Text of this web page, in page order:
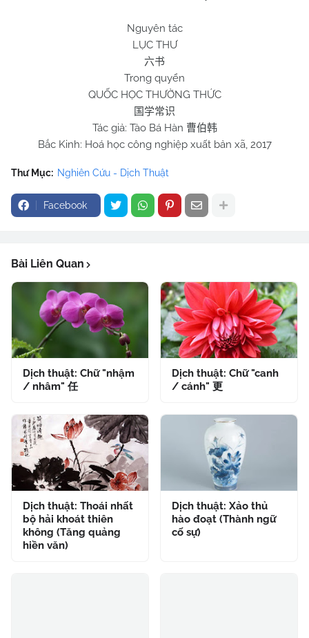
Nguyên tác
LỤC THƯ
六书
Trong quyển
QUỐC HỌC THƯỜNG THỨC
国学常识
Tác giả: Tào Bá Hàn 曹伯韩
Bắc Kinh: Hoá học công nghiệp xuất bản xã, 2017
Thư Mục: Nghiên Cứu - Dịch Thuật
Facebook
Bài Liên Quan
Dịch thuật: Chữ "nhậm
/ nhâm" 任
Dịch thuật: Chữ "canh
/ cánh" 更
Dịch thuật: Thoái nhất
bộ hải khoát thiên
không (Tăng quảng
hiền văn)
Dịch thuật: Xảo thủ
hào đoạt (Thành ngữ
cố sự)